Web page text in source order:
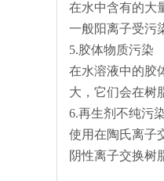
在水中含有的大
一般阳离子受污
5.胶体物质污染
在水溶液中的胶
大，它们会在树
6.再生剂不纯污
使用在陶氏离子
阴性离子交换树